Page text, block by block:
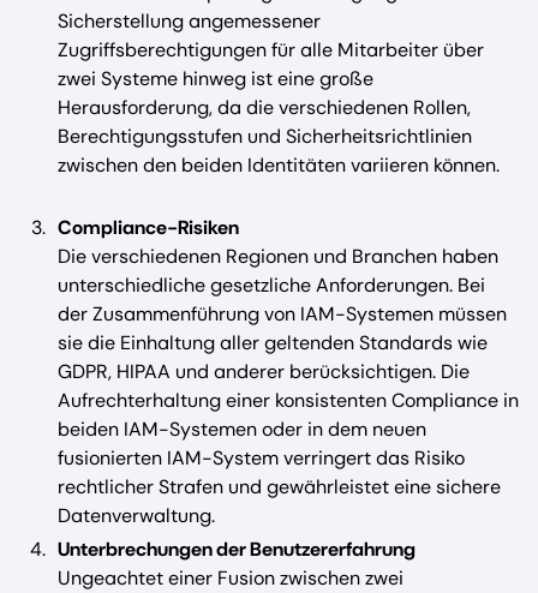
Sicherstellung angemessener
Zugriffsberechtigungen für alle Mitarbeiter über
zwei Systeme hinweg ist eine große
Herausforderung, da die verschiedenen Rollen,
Berechtigungsstufen und Sicherheitsrichtlinien
zwischen den beiden Identitäten variieren können.
Compliance-Risiken
Die verschiedenen Regionen und Branchen haben
unterschiedliche gesetzliche Anforderungen. Bei
der Zusammenführung von IAM-Systemen müssen
sie die Einhaltung aller geltenden Standards wie
GDPR, HIPAA und anderer berücksichtigen. Die
Aufrechterhaltung einer konsistenten Compliance in
beiden IAM-Systemen oder in dem neuen
fusionierten IAM-System verringert das Risiko
rechtlicher Strafen und gewährleistet eine sichere
Datenverwaltung.
Unterbrechungen der Benutzererfahrung
Ungeachtet einer Fusion zwischen zwei